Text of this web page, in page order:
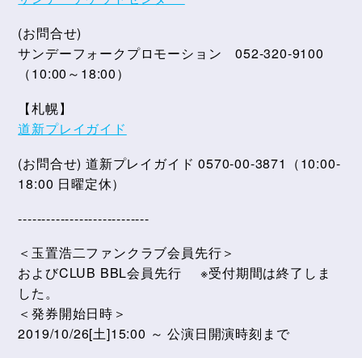
(お問合せ)
サンデーフォークプロモーション 052-320-9100
（10:00～18:00）
【札幌】
道新プレイガイド
(お問合せ) 道新プレイガイド 0570-00-3871（10:00-
18:00 日曜定休）
----------------------------
＜玉置浩二ファンクラブ会員先行＞
およびCLUB BBL会員先行 ※受付期間は終了しま
した。
＜発券開始日時＞
2019/10/26[土]15:00 ～ 公演日開演時刻まで